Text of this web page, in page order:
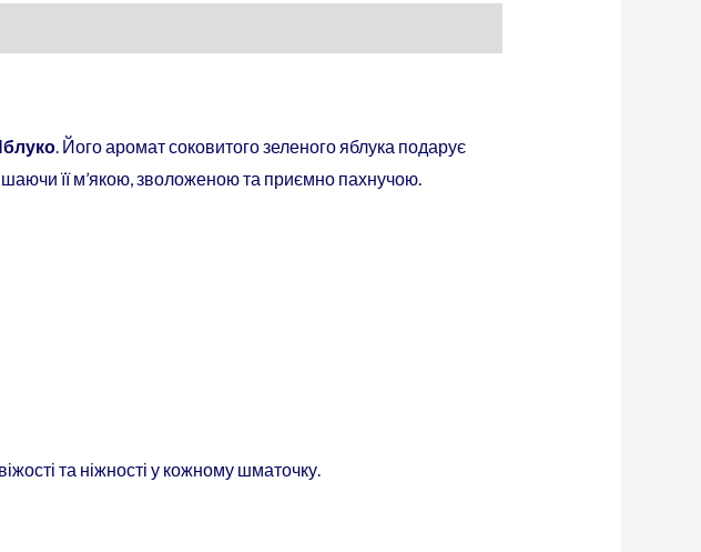
. Його аромат соковитого зеленого яблука подарує
її м’якою, зволоженою та приємно пахнучою.
та ніжності у кожному шматочку.